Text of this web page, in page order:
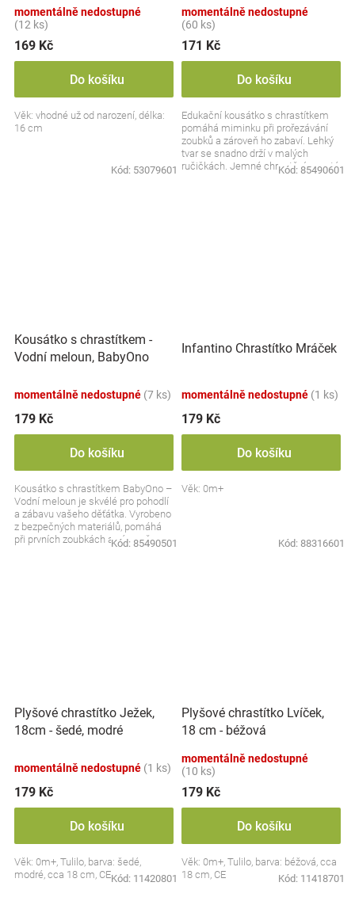
momentálně nedostupné
(12 ks)
169 Kč
Do košíku
Věk: vhodné už od narození, délka:
16 cm
Kód: 53079601
momentálně nedostupné
(60 ks)
171 Kč
Do košíku
Edukační kousátko s chrastítkem
pomáhá miminku při prořezávání
zoubků a zároveň ho zabaví. Lehký
tvar se snadno drží v malých
ručičkách. Jemné chrastění upoutá
Kód: 85490601
Kousátko s chrastítkem -
Vodní meloun, BabyOno
momentálně nedostupné (7 ks)
179 Kč
Do košíku
Kousátko s chrastítkem BabyOno –
Vodní meloun je skvélé pro pohodlí
a zábavu vašeho děťátka. Vyrobeno
z bezpečných materiálů, pomáhá
při prvních zoubkách a zároveň
Kód: 85490501
Infantino Chrastítko Mráček
momentálně nedostupné (1 ks)
179 Kč
Do košíku
Věk: 0m+
Kód: 88316601
Plyšové chrastítko Ježek,
18cm - šedé, modré
momentálně nedostupné (1 ks)
179 Kč
Do košíku
Věk: 0m+, Tulilo, barva: šedé,
modré, cca 18 cm, CEKód: 11420801
Plyšové chrastítko Lvíček,
18 cm - béžová
momentálně nedostupné
(10 ks)
179 Kč
Do košíku
Věk: 0m+, Tulilo, barva: béžová, cca
18 cm, CE
Kód: 11418701